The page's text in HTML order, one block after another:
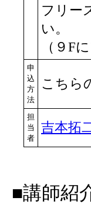
フリー
い。
（９F
申
込
方
法
こちら
担
当
者
吉本拓
■講師紹